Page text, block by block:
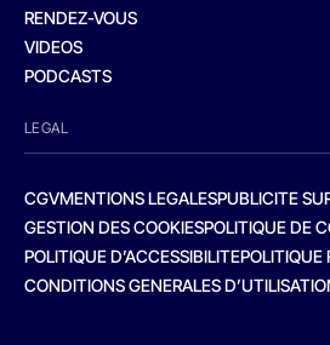
RENDEZ-VOUS
VIDEOS
PODCASTS
LEGAL
CGVMENTIONS LEGALESPUBLICITE
GESTION DES COOKIESPOLITIQUE DE
POLITIQUE D’ACCESSIBILITEPOLITIQUE
CONDITIONS GENERALES